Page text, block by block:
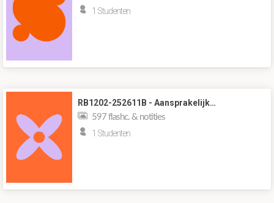
1 Studenten
RB1202-252611B - Aansprakelijk…
597 flashc. & notities
1 Studenten